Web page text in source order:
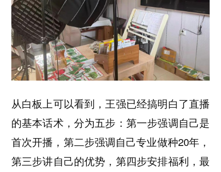
从白板上可以看到，王强已经搞明白了直播
的基本话术，分为五步：第一步强调自己是
首次开播，第二步强调自己专业做种20年，
第三步讲自己的优势，第四步安排福利，最